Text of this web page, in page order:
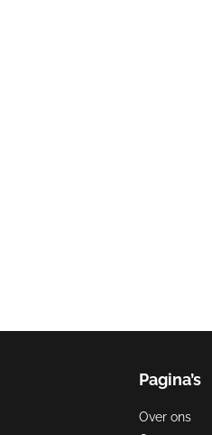
Pagina’s
Over ons